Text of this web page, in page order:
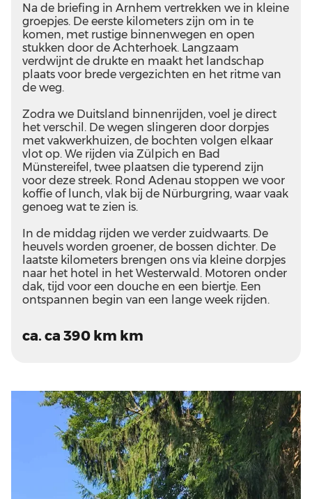
Na de briefing in Arnhem vertrekken we in kleine
groepjes. De eerste kilometers zijn om in te
komen, met rustige binnenwegen en open
stukken door de Achterhoek. Langzaam
verdwijnt de drukte en maakt het landschap
plaats voor brede vergezichten en het ritme van
de weg.
Zodra we Duitsland binnenrijden, voel je direct
het verschil. De wegen slingeren door dorpjes
met vakwerkhuizen, de bochten volgen elkaar
vlot op. We rijden via Zülpich en Bad
Münstereifel, twee plaatsen die typerend zijn
voor deze streek. Rond Adenau stoppen we voor
koffie of lunch, vlak bij de Nürburgring, waar vaak
genoeg wat te zien is.
In de middag rijden we verder zuidwaarts. De
heuvels worden groener, de bossen dichter. De
laatste kilometers brengen ons via kleine dorpjes
naar het hotel in het Westerwald. Motoren onder
dak, tijd voor een douche en een biertje. Een
ontspannen begin van een lange week rijden.
ca. ca 390 km km